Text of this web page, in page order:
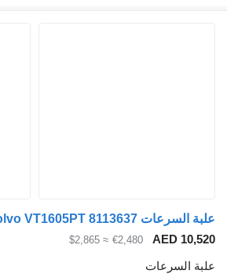
AED
€2,480
≈ $2,865
السرعات